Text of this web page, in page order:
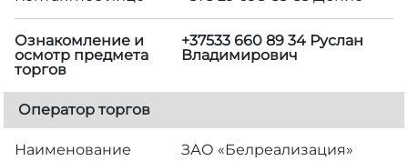
Ознакомление и
осмотр предмета
торгов
+37533 660 89 34 Руслан
Владимирович
Оператор торгов
Наименование ЗАО «Белреализация»